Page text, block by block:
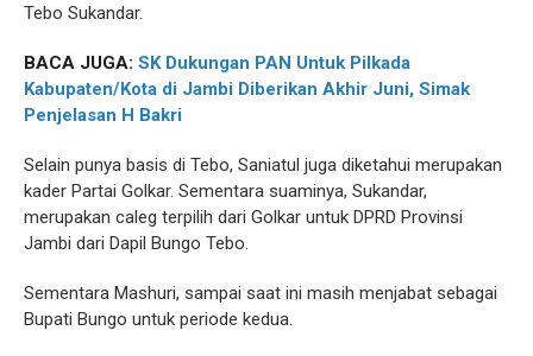
Tebo Sukandar.
BACA JUGA: SK Dukungan PAN Untuk Pilkada
Kabupaten/Kota di Jambi Diberikan Akhir Juni, Simak
Penjelasan H Bakri
Selain punya basis di Tebo, Saniatul juga diketahui merupakan
kader Partai Golkar. Sementara suaminya, Sukandar,
merupakan caleg terpilih dari Golkar untuk DPRD Provinsi
Jambi dari Dapil Bungo Tebo.
Sementara Mashuri, sampai saat ini masih menjabat sebagai
Bupati Bungo untuk periode kedua.